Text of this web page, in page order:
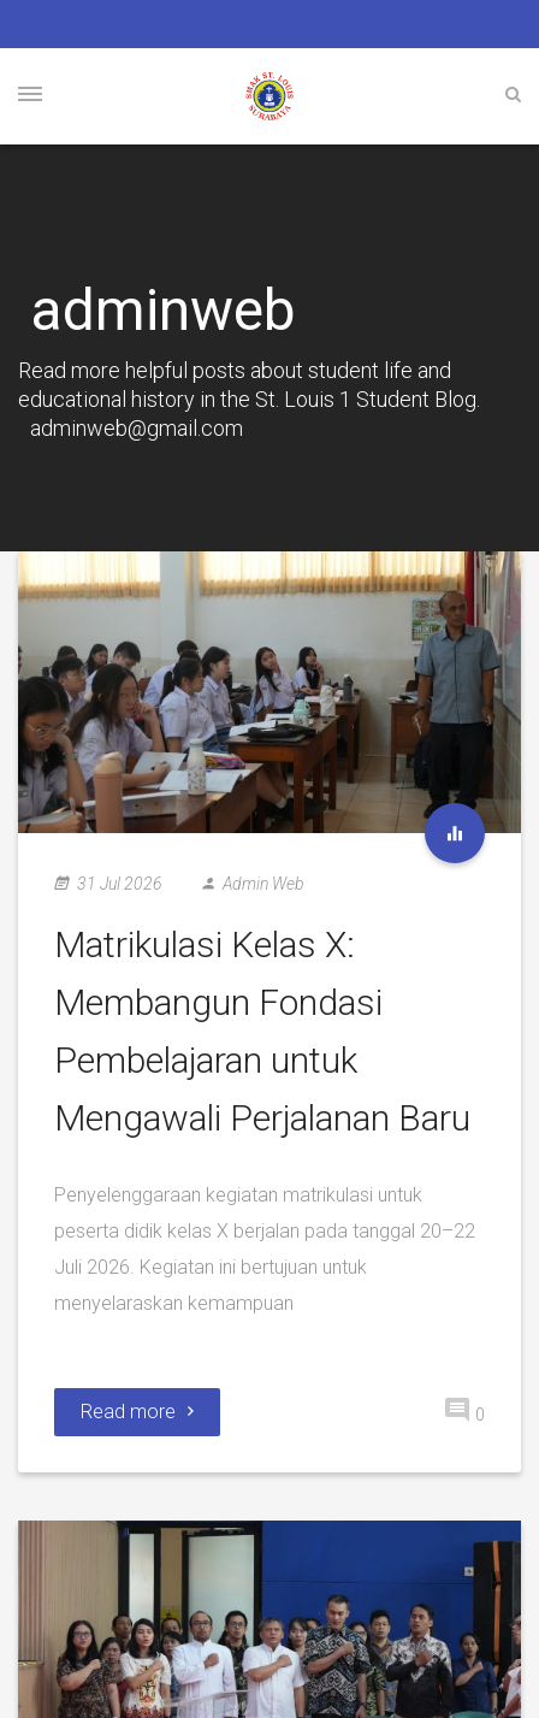
adminweb
Read more helpful posts about student life and
educational history in the St. Louis 1 Student Blog.
adminweb@gmail.com
31 Jul 2026 Admin Web
Matrikulasi Kelas X:
Membangun Fondasi
Pembelajaran untuk
Mengawali Perjalanan Baru
Penyelenggaraan kegiatan matrikulasi untuk
peserta didik kelas X berjalan pada tanggal 20–22
Juli 2026. Kegiatan ini bertujuan untuk
menyelaraskan kemampuan
Read more 0